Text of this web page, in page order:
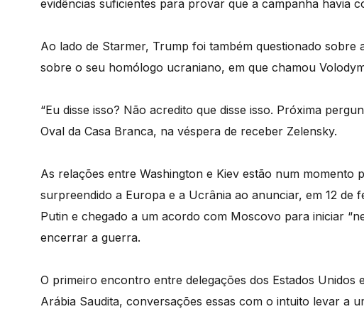
evidências suficientes para provar que a campanha havia
Ao lado de Starmer, Trump foi também questionado sobre
sobre o seu homólogo ucraniano, em que chamou
“Eu disse isso? Não acredito que disse isso. Próxima
Oval da Casa Branca, na véspera de receber Zelensky.
As relações entre Washington e Kiev estão num momento
surpreendido a Europa e a Ucrânia ao anunciar, em 12
Putin e chegado a um acordo com Moscovo para iniciar
encerrar a guerra.
O primeiro encontro entre delegações dos Estados Unidos
Arábia Saudita, conversações essas com o intuito levar a